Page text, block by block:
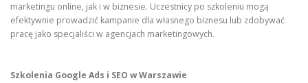
marketingu online, jak i w biznesie. Uczestnicy po szkoleniu mogą
efektywnie prowadzić kampanie dla własnego biznesu lub zdobywać
pracę jako specjaliści w agencjach marketingowych.
Szkolenia Google Ads i SEO w Warszawie